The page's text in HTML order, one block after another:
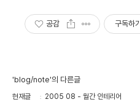
공감 구독하기
'blog/note'의 다른글
현재글 2005 08 - 월간 인테리어